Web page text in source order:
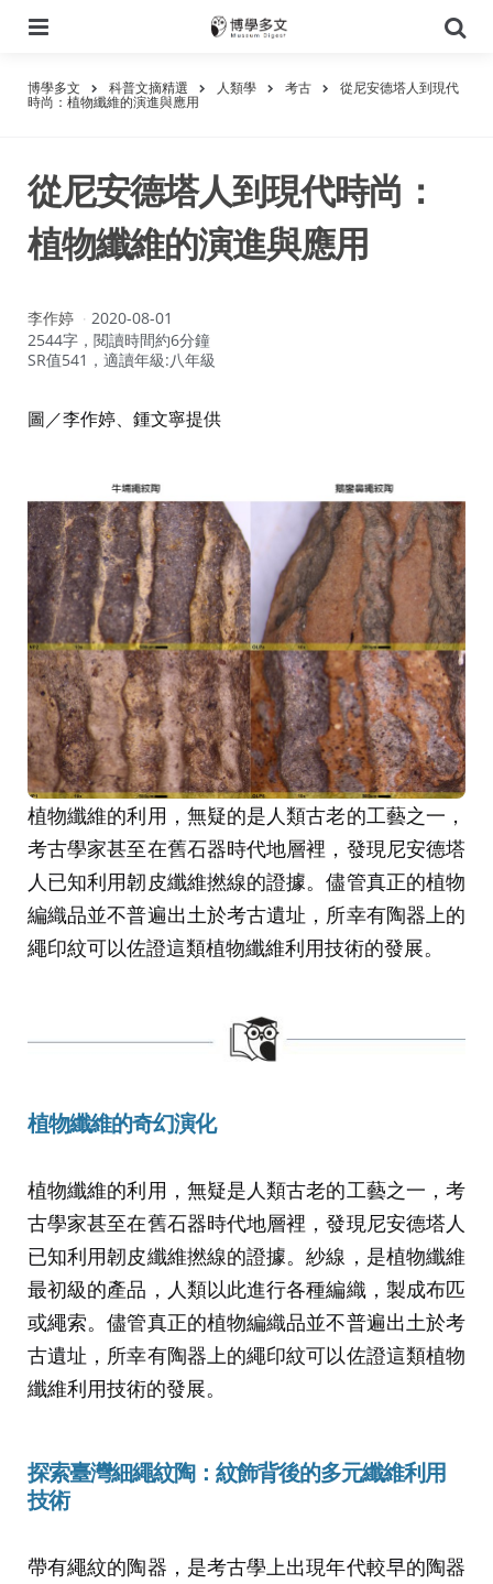
尋
博學多文 科普文摘精選 人類學 考古 從尼安德塔人到現代
時尚：植物纖維的演進與應用
從尼安德塔人到現代時尚：
植物纖維的演進與應用
作
者：
李作婷
2020-08-01
2544字，閱讀時間約6分鐘
SR值541，適讀年級:八年級
圖／李作婷、鍾文寧提供
植物纖維的利用，無疑的是人類古老的工藝之一，
考古學家甚至在舊石器時代地層裡，發現尼安德塔
人已知利用韌皮纖維撚線的證據。儘管真正的植物
編織品並不普遍出土於考古遺址，所幸有陶器上的
繩印紋可以佐證這類植物纖維利用技術的發展。
植物纖維的奇幻演化
植物纖維的利用，無疑是人類古老的工藝之一，考
古學家甚至在舊石器時代地層裡，發現尼安德塔人
已知利用韌皮纖維撚線的證據。紗線，是植物纖維
最初級的產品，人類以此進行各種編織，製成布匹
或繩索。儘管真正的植物編織品並不普遍出土於考
古遺址，所幸有陶器上的繩印紋可以佐證這類植物
纖維利用技術的發展。
探索臺灣細繩紋陶：紋飾背後的多元纖維利用
技術
帶有繩紋的陶器，是考古學上出現年代較早的陶器